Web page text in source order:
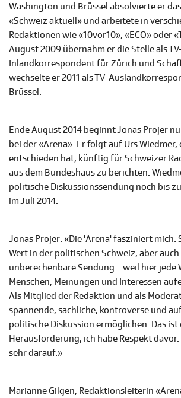
Washington und Brüssel absolvierte er
«Schweiz aktuell» und arbeitete in
Redaktionen wie «10vor10», «ECO» oder
August 2009 übernahm er die Stelle als
Inlandkorrespondent für Zürich und
wechselte er 2011 als TV-
Brüssel.
Ende August 2014 beginnt Jonas Projer
bei der «Arena». Er folgt auf Urs Wiedmer,
entschieden hat, künftig für Schweizer
aus dem Bundeshaus zu berichten.
politische Diskussionssendung noch bis
im Juli 2014.
Jonas Projer: «Die 'Arena' fasziniert mich:
Wert in der politischen Schweiz, aber
unberechenbare Sendung – weil hier jede
Menschen, Meinungen und Interessen
Als Mitglied der Redaktion und als
spannende, sachliche, kontroverse und
politische Diskussion ermöglichen. Das ist
Herausforderung, ich habe Respekt
sehr darauf.»
Marianne Gilgen, Redaktionsleiterin